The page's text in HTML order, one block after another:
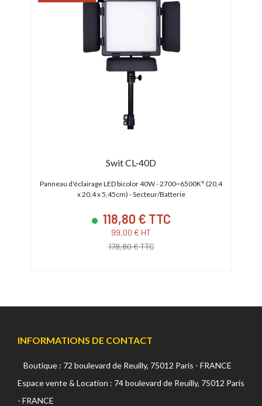
Swit CL-40D
Panneau d'éclairage LED bicolor 40W - 2700~6500K° (20,4
x 20,4 x 5,45cm) - Secteur/Batterie
118,80 € TTC
99,00 € HT
178,80 € TTC
INFORMATIONS DE CONTACT
Boutique : 72 boulevard de Reuilly, 75012 Paris - FRANCE
Espace vente & Location : 74 boulevard de Reuilly, 75012 Paris
- FRANCE